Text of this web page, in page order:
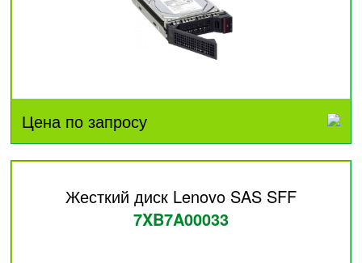
Цена по запросу
Жесткий диск Lenovo SAS SFF
7XB7A00033